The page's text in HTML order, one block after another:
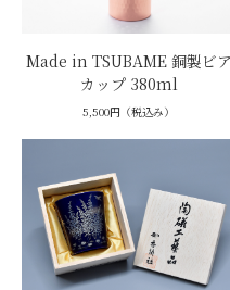
Made in TSUBAME 銅製ビア
カップ 380ml
5,500円（税込み）